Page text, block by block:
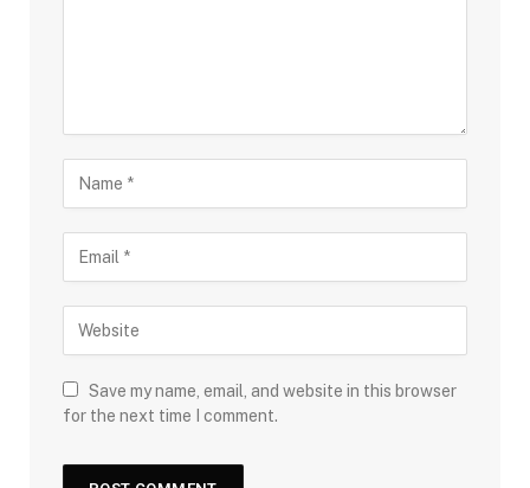
Save my name, email, and website in this browser
for the next time I comment.